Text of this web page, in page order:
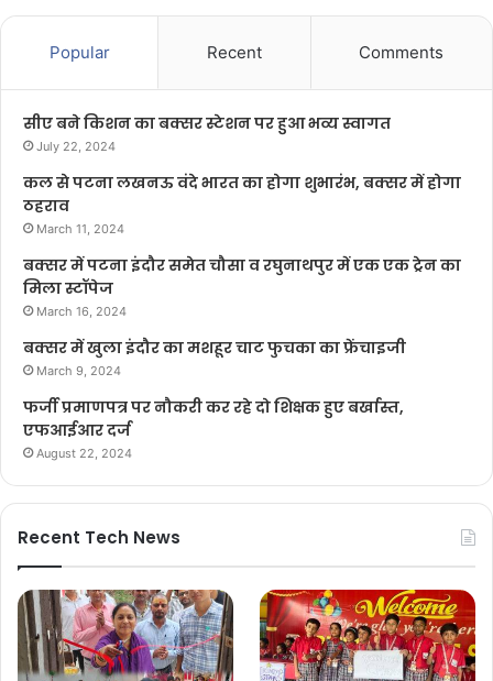
Popular Recent Comments
सीए बने किशन का बक्सर स्टेशन पर हुआ भव्य स्वागत
July 22, 2024
कल से पटना लखनऊ वंदे भारत का होगा शुभारंभ, बक्सर में होगा
ठहराव
March 11, 2024
बक्सर में पटना इंदौर समेत चौसा व रघुनाथपुर में एक एक ट्रेन का
मिला स्टॉपेज
March 16, 2024
बक्सर में खुला इंदौर का मशहूर चाट फुचका का फ्रेंचाइजी
March 9, 2024
फर्जी प्रमाणपत्र पर नौकरी कर रहे दो शिक्षक हुए बर्खास्त,
एफआईआर दर्ज
August 22, 2024
Recent Tech News